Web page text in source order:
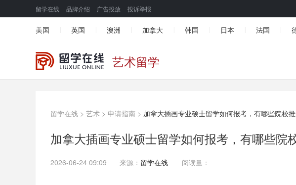
留学在线 品牌介绍 广告投放 投诉举报
美国 英国 澳洲 加拿大 韩国 日本 法国
艺术留学
留学在线 > 艺术 > 申请指南 > 加拿大插画专业硕士留学如何报考，有哪些院校
加拿大插画专业硕士留学如何报考，有哪些院
2026-06-24 09:09 来源： 留学在线 阅读量：